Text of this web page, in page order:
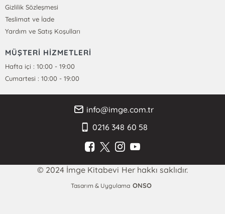
Gizlilik Sözleşmesi
Teslimat ve İade
Yardım ve Satış Koşulları
MÜŞTERİ HİZMETLERİ
Hafta içi : 10:00 - 19:00
Cumartesi : 10:00 - 19:00
info@imge.com.tr
0216 348 60 58
© 2024 İmge Kitabevi Her hakkı saklıdır.
Tasarım & Uygulama ONSO